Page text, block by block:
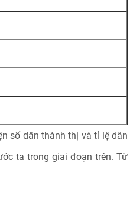
số dân thành thị và tỉ lệ dân
ta trong giai đoạn trên. Từ